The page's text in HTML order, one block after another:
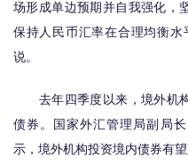
场形成单边预期并自我强化，
保持人民币汇率在合理均衡水
说。
去年四季度以来，境外机构
债券。国家外汇管理局副局
示，境外机构投资境内债券有望